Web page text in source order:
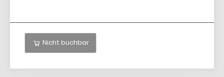
Nicht buchbar